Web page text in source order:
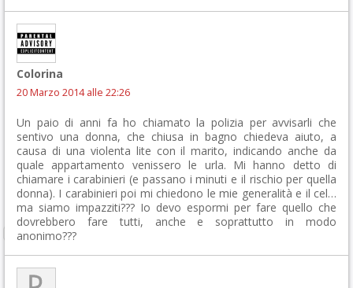
Colorina
20 Marzo 2014 alle 22:26
Un paio di anni fa ho chiamato la polizia per avvisarli che
sentivo una donna, che chiusa in bagno chiedeva aiuto, a
causa di una violenta lite con il marito, indicando anche da
quale appartamento venissero le urla. Mi hanno detto di
chiamare i carabinieri (e passano i minuti e il rischio per quella
donna). I carabinieri poi mi chiedono le mie generalità e il cel…
ma siamo impazziti??? Io devo espormi per fare quello che
dovrebbero fare tutti, anche e soprattutto in modo
anonimo???